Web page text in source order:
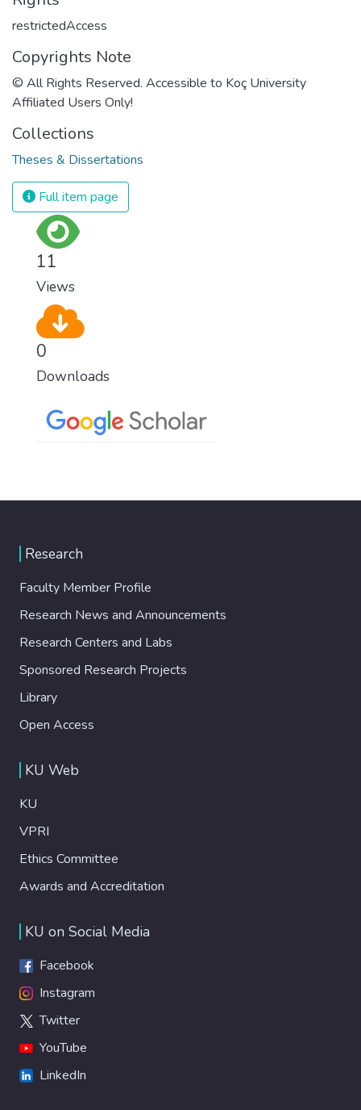
restrictedAccess
Copyrights Note
© All Rights Reserved. Accessible to Koç University
Affiliated Users Only!
Collections
Theses & Dissertations
Full item page
11
Views
0
Downloads
Research
Faculty Member Profile
Research News and Announcements
Research Centers and Labs
Sponsored Research Projects
Library
Open Access
KU Web
KU
VPRI
Ethics Committee
Awards and Accreditation
KU on Social Media
Facebook
Instagram
Twitter
YouTube
LinkedIn